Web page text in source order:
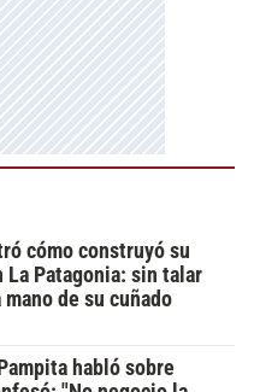
cómo construyó su
La Patagonia: sin talar
de su cuñado
habló sobre